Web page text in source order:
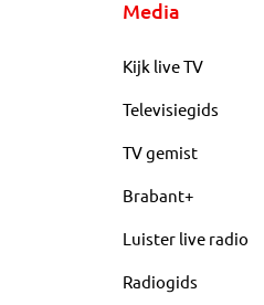
Media
Kijk live TV
Televisiegids
TV gemist
Brabant+
Luister live radio
Radiogids